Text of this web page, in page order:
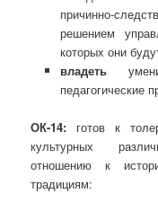
причинно-
решением
которых они
владеть
педагогические
ОК-14: готов к
культурных
отношению к
традициям: